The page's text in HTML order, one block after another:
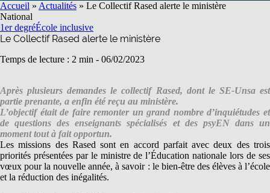
Accueil » Actualités » Le Collectif Rased alerte le ministère
National
1er degréÉcole inclusive
Le Collectif Rased alerte le ministère
Temps de lecture : 2 min - 06/02/2023
Après plusieurs demandes le collectif Rased, dont le SE-Unsa est
partie prenante, a enfin été reçu au ministère.
L’objectif était de faire remonter un grand nombre d’inquiétudes et
de questions des enseignants spécialisés et des psyEN dans un
moment tout à fait opportun.
Les missions des Rased sont en accord parfait avec deux des trois
priorités présentées par le ministre de l’Éducation nationale lors de ses
vœux pour la nouvelle année, à savoir : le bien-être des élèves à l’école
et la réduction des inégalités.